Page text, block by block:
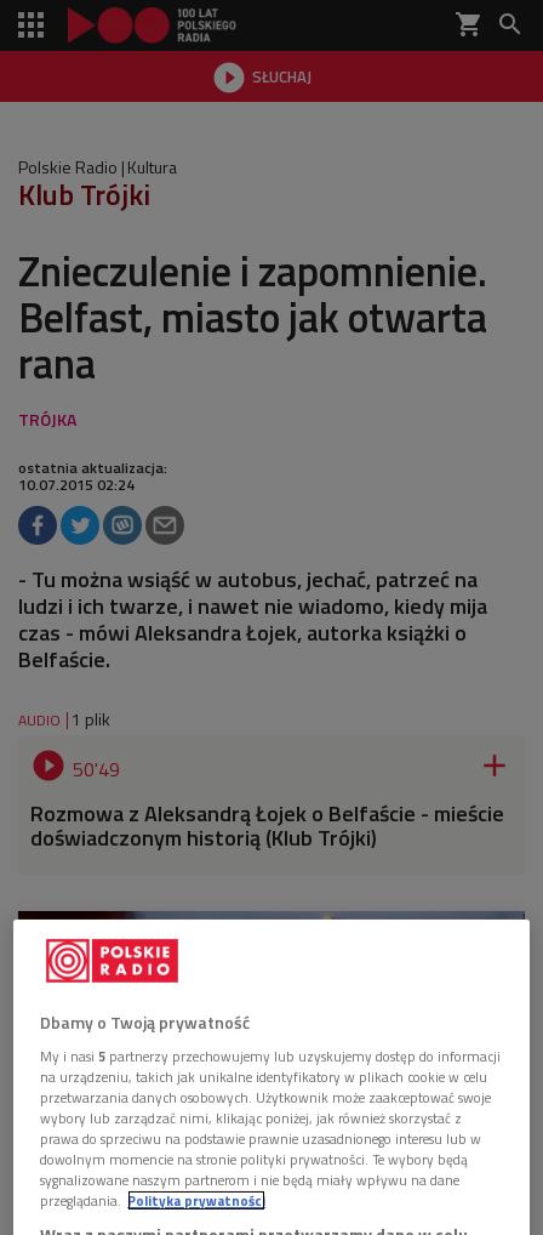
shopping_cart 
 SŁUCHAJ

Polskie Radio Kultura
Klub Trójki
Znieczulenie i zapomnienie.
Belfast, miasto jak otwarta
rana
ostatnia aktualizacja:
10.07.2015 02:24
- Tu można wsiąść w autobus, jechać, patrzeć na
ludzi i ich twarze, i nawet nie wiadomo, kiedy mija
czas - mówi Aleksandra Łojek, autorka książki o
Belfaście.
AUDIO 1 plik
 50'49 
Rozmowa z Aleksandrą Łojek o Belfaście - mieście
doświadczonym historią (Klub Trójki)
W latach 1968-1998 toczył się w Irlandii Północnej konflikt cywilny, tzw. The
Dbamy o Twoją prywatność
My i nasi5 partnerzy przechowujemy lub uzyskujemy dostęp do informacji
na urządzeniu, takich jak unikalne identyfikatory w plikach cookie w celu
przetwarzania danych osobowych. Użytkownik może zaakceptować swoje
wybory lub zarządzać nimi, klikając poniżej, jak również skorzystać z
prawa do sprzeciwu na podstawie prawnie uzasadnionego interesu lub w
dowolnym momencie na stronie polityki prywatności. Te wybory będą
sygnalizowane naszym partnerom i nie będą miały wpływu na dane
przeglądania. Polityka prywatności